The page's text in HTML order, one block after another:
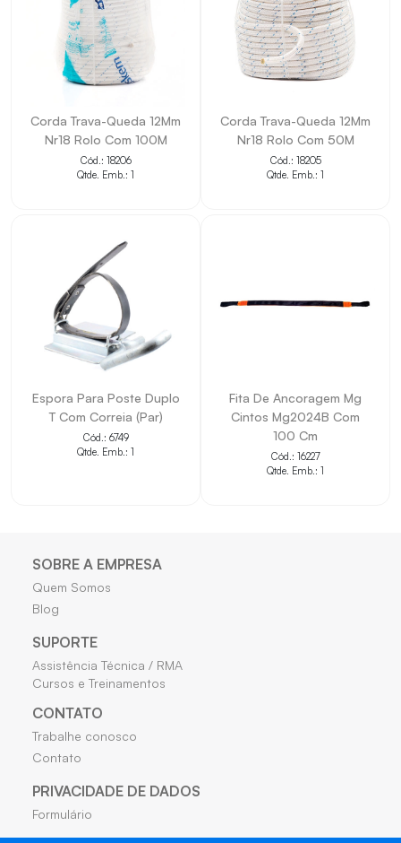
Corda Trava-Queda 12Mm
Nr18 Rolo Com 100M
Cód.: 18206
Qtde. Emb.: 1
Corda Trava-Queda 12Mm
Nr18 Rolo Com 50M
Cód.: 18205
Qtde. Emb.: 1
Espora Para Poste Duplo
T Com Correia (Par)
Cód.: 6749
Qtde. Emb.: 1
Fita De Ancoragem Mg
Cintos Mg2024B Com
100 Cm
Cód.: 16227
Qtde. Emb.: 1
SOBRE A EMPRESA
Quem Somos
Blog
SUPORTE
Assistência Técnica / RMA
Cursos e Treinamentos
CONTATO
Trabalhe conosco
Contato
PRIVACIDADE DE DADOS
Formulário